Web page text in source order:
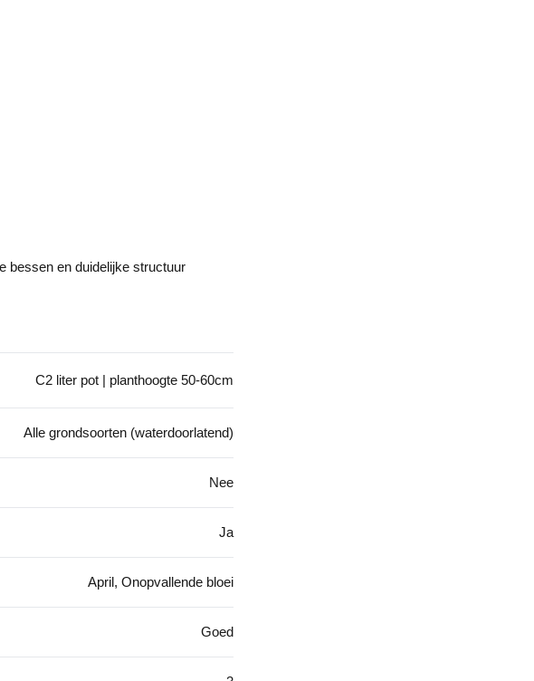
bessen en duidelijke structuur
C2 liter pot | planthoogte 50-60cm
Alle grondsoorten (waterdoorlatend)
Nee
Ja
April, Onopvallende bloei
Goed